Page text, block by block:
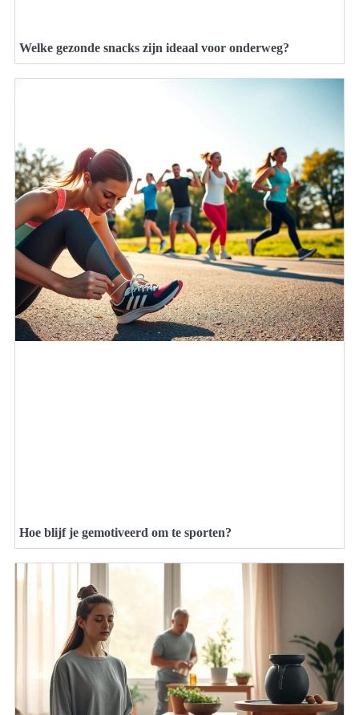
Welke gezonde snacks zijn ideaal voor onderweg?
Hoe blijf je gemotiveerd om te sporten?